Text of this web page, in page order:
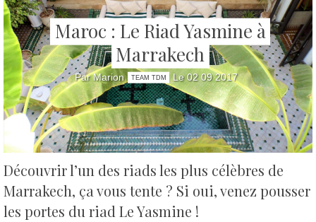
Maroc : Le Riad Yasmine à
Marrakech
Par Marion TEAM TDM Le 02 09 2017
Découvrir l’un des riads les plus célèbres de
Marrakech, ça vous tente ? Si oui, venez pousser
les portes du riad Le Yasmine !